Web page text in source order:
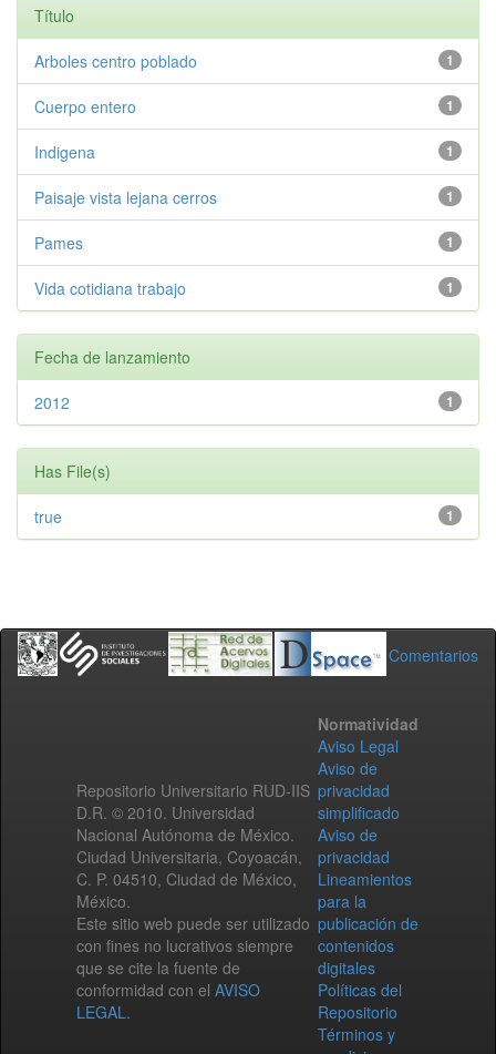
Título
1
Arboles centro poblado
1
Cuerpo entero
1
Indigena
1
Paisaje vista lejana cerros
1
Pames
1
Vida cotidiana trabajo
Fecha de lanzamiento
1
2012
Has File(s)
1
true
Comentarios
Repositorio Universitario RUD-IIS
D.R. © 2010. Universidad
Nacional Autónoma de México.
Ciudad Universitaria, Coyoacán,
C. P. 04510, Ciudad de México,
México.
Este sitio web puede ser utilizado
con fines no lucrativos siempre
que se cite la fuente de
conformidad con el AVISO
LEGAL.
Normatividad
Aviso Legal
Aviso de
privacidad
simplificado
Aviso de
privacidad
Lineamientos
para la
publicación de
contenidos
digitales
Políticas del
Repositorio
Términos y